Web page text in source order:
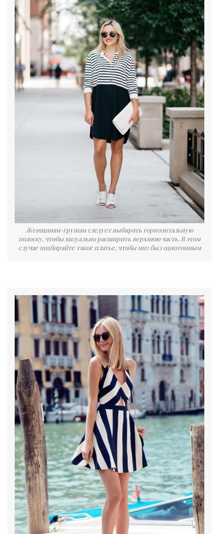
Женщинам-грушам следует выбирать горизонтальную
полоску, чтобы визуально расширить верхнюю часть. В этом
случае подбирайте такое платье, чтобы низ был однотонным